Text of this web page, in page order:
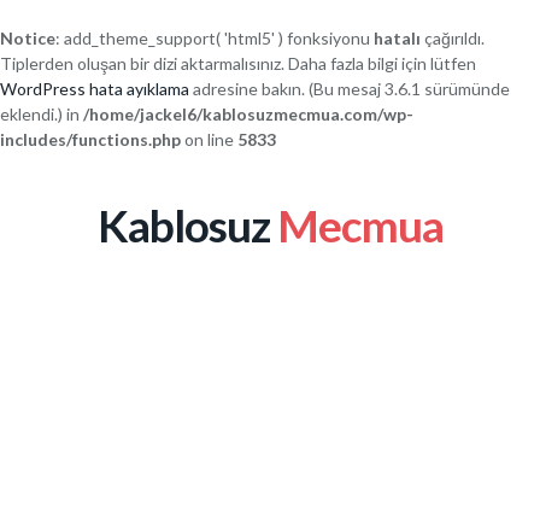
Notice: add_theme_support( 'html5' ) fonksiyonu hatalı çağırıldı.
Tiplerden oluşan bir dizi aktarmalısınız. Daha fazla bilgi için lütfen
WordPress hata ayıklama adresine bakın. (Bu mesaj 3.6.1 sürümünde
eklendi.) in /home/jackel6/kablosuzmecmua.com/wp-
includes/functions.phpon line 5833
Kablosuz Mecmua